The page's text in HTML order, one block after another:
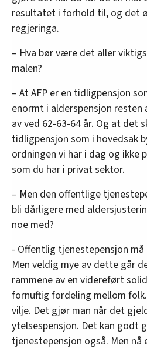
resultatet i forhold til, og det
regjeringa.
– Hva bør være det aller
malen?
– At AFP er en tidligpensjon
enormt i alderspensjon resten
av ved 62-63-64 år. Og at det
tidligpensjon som i hovedsak
ordningen vi har i dag og ikke
som du har i privat sektor.
– Men den offentlige
bli dårligere med
noe med?
- Offentlig tjenestepensjon
Men veldig mye av dette går
rammene av en videreført
fornuftig fordeling mellom
vilje. Det gjør man når det
ytelsespensjon. Det kan godt
tjenestepensjon også. Men nå